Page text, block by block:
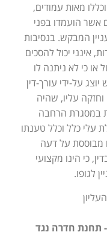
מאות עמודים,
אשר הועמדו בפני
המבקש. בנסיבות
אינני יכול להסכים
כי לא ניתנה לו
על-ידי עורך-דין
עליו, שהיה
במסגרת הרחבה
עלי כלל וכלל טענתו
מבוססת על דעה
כי הינו מקצועי
לגופו.
ישראל- תחנת חדרה נגד